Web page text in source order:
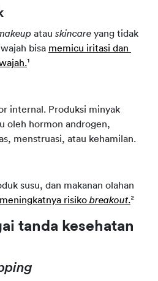
atau skincare yang tidak
bisa memicu iritasi dan
¹
internal. Produksi minyak
oleh hormon androgen,
menstruasi, atau kehamilan.
susu, dan makanan olahan
meningkatnya risiko breakout.²
tanda kesehatan